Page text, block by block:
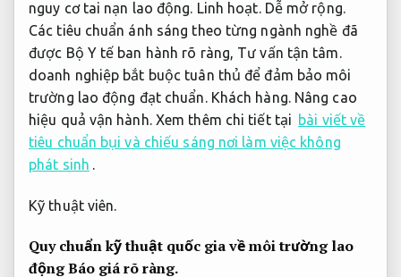
nguy cơ tai nạn lao động. Linh hoạt. Dễ mở rộng.
Các tiêu chuẩn ánh sáng theo từng ngành nghề đã
được Bộ Y tế ban hành rõ ràng, Tư vấn tận tâm.
doanh nghiệp bắt buộc tuân thủ để đảm bảo môi
trường lao động đạt chuẩn. Khách hàng. Nâng cao
hiệu quả vận hành.Xem thêm chi tiết tại bài viết về
tiêu chuẩn bụi và chiếu sáng nơi làm việc không
phát sinh .
Kỹ thuật viên.
Quy chuẩn kỹ thuật quốc gia về môi trường lao
độngBáo giá rõ ràng.